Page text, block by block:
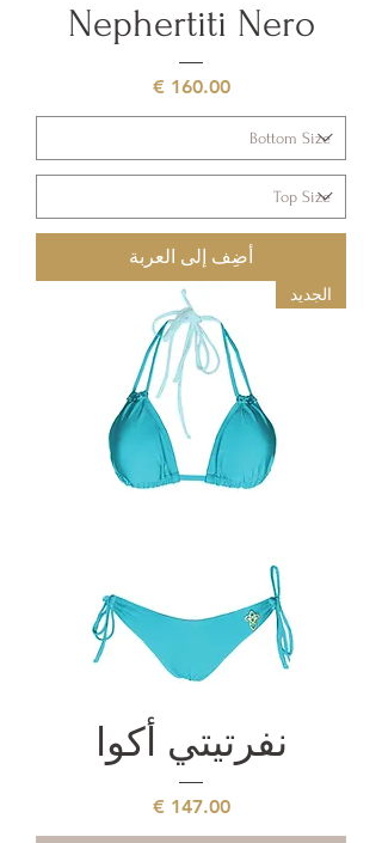
Nephertiti Nero
السعر‏160.00 €
أضِف إلى العربة
الجديد
نفرتيتي أكوا
السعر‏147.00 €